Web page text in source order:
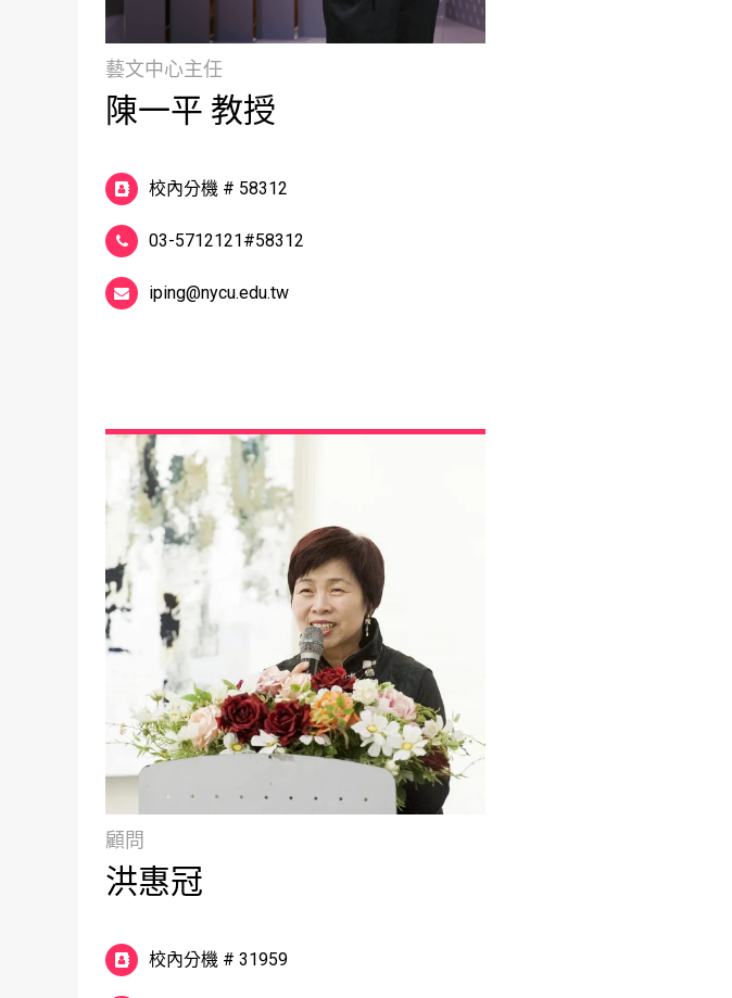
藝文中心主任
陳一平 教授
校內分機 # 58312
03-5712121#58312
iping@nycu.edu.tw
顧問
洪惠冠
校內分機 # 31959